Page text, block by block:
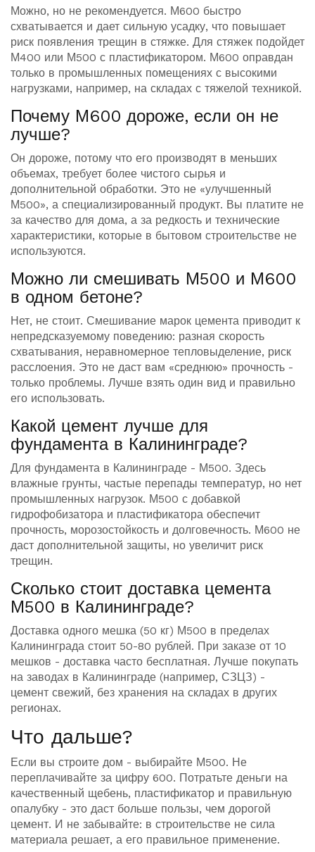
Можно, но не рекомендуется. М600 быстро
схватывается и дает сильную усадку, что повышает
риск появления трещин в стяжке. Для стяжек подойдет
М400 или М500 с пластификатором. М600 оправдан
только в промышленных помещениях с высокими
нагрузками, например, на складах с тяжелой техникой.
Почему М600 дороже, если он не
лучше?
Он дороже, потому что его производят в меньших
объемах, требует более чистого сырья и
дополнительной обработки. Это не «улучшенный
М500», а специализированный продукт. Вы платите не
за качество для дома, а за редкость и технические
характеристики, которые в бытовом строительстве не
используются.
Можно ли смешивать М500 и М600
в одном бетоне?
Нет, не стоит. Смешивание марок цемента приводит к
непредсказуемому поведению: разная скорость
схватывания, неравномерное тепловыделение, риск
расслоения. Это не даст вам «среднюю» прочность -
только проблемы. Лучше взять один вид и правильно
его использовать.
Какой цемент лучше для
фундамента в Калининграде?
Для фундамента в Калининграде - М500. Здесь
влажные грунты, частые перепады температур, но нет
промышленных нагрузок. М500 с добавкой
гидрофобизатора и пластификатора обеспечит
прочность, морозостойкость и долговечность. М600 не
даст дополнительной защиты, но увеличит риск
трещин.
Сколько стоит доставка цемента
М500 в Калининграде?
Доставка одного мешка (50 кг) М500 в пределах
Калининграда стоит 50-80 рублей. При заказе от 10
мешков - доставка часто бесплатная. Лучше покупать
на заводах в Калининграде (например, СЗЦЗ) -
цемент свежий, без хранения на складах в других
регионах.
Что дальше?
Если вы строите дом - выбирайте М500. Не
переплачивайте за цифру 600. Потратьте деньги на
качественный щебень, пластификатор и правильную
опалубку - это даст больше пользы, чем дорогой
цемент. И не забывайте: в строительстве не сила
материала решает, а его правильное применение.